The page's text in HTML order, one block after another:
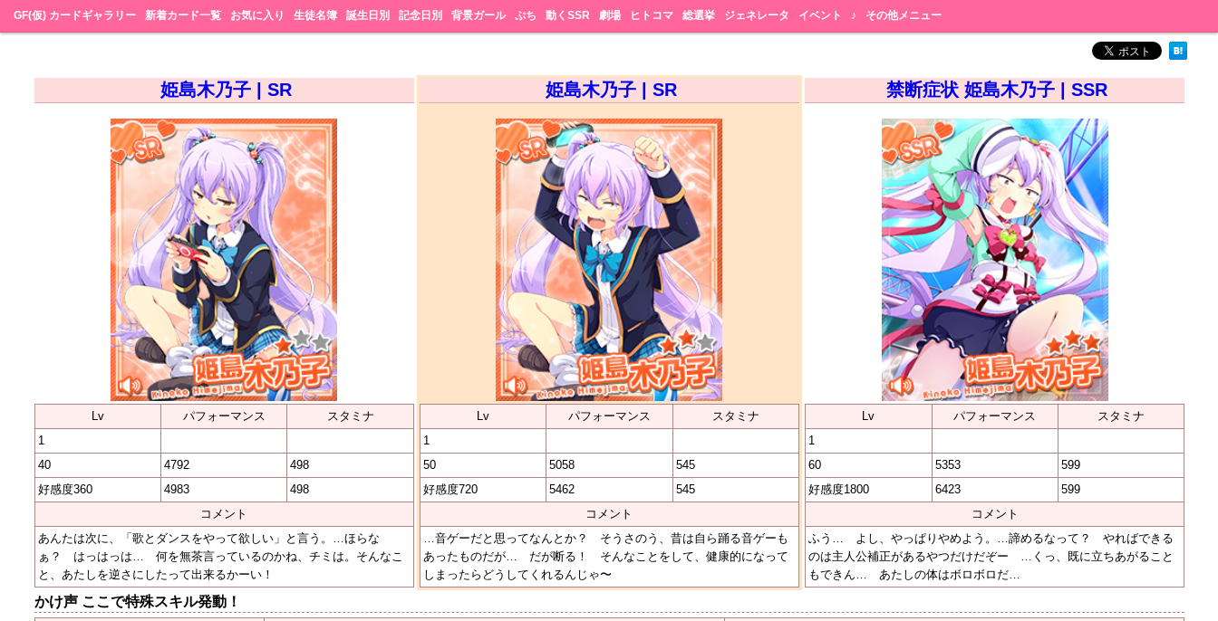
GF(仮) カードギャラリー 新着カード一覧 お気に入り 生徒名簿 誕生日別 記念日別 背景ガール ぷち 動くSSR 劇場 ヒトコマ 総選挙 ジェネレータ イベント ♪ その他メニュー
姫島木乃子 | SR
Lv パフォーマンス
スタミナ
1
40
4792
498
好感度360
4983
498
コメント
あんたは次に、「歌とダンスをやって欲しい」と言う。…ほらな
ぁ？ はっはっは… 何を無茶言っているのかね、チミは。そんなこ
と、あたしを逆さにしたって出来るかーい！
姫島木乃子 | SR
Lv パフォーマンス
スタミナ
1
50
5058
545
好感度720
5462
545
コメント
…音ゲーだと思ってなんとか？ そうさのう、昔は自ら踊る音ゲーも
あったものだが… だが断る！ そんなことをして、健康的になって
しまったらどうしてくれるんじゃ〜
禁断症状 姫島木乃子 | SSR
Lv パフォーマンス
スタミナ
1
60
5353
599
好感度1800
6423
599
コメント
ふう… よし、やっぱりやめよう。…諦めるなって？ やればできる
のは主人公補正があるやつだけだぞー …くっ、既に立ちあがること
もできん… あたしの体はボロボロだ…
かけ声 ここで特殊スキル発動！